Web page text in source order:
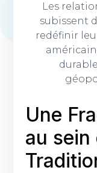
Les
subissent
redéfinir
Une
au sein